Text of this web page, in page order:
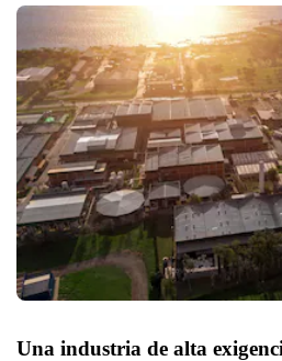
Una industria de alta